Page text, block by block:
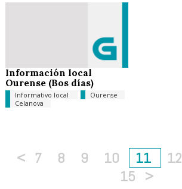
Información local
Ourense (Bos días)
Informativo local
Ourense
Celanova
< 7 8 9 10 11 12
15 >